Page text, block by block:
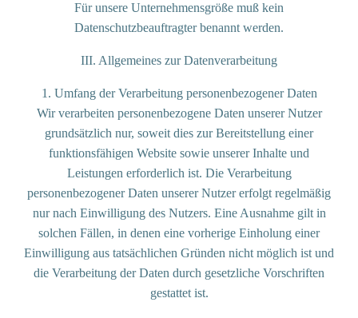
Für unsere Unternehmensgröße muß kein
Datenschutzbeauftragter benannt werden.
III. Allgemeines zur Datenverarbeitung
1. Umfang der Verarbeitung personenbezogener Daten
Wir verarbeiten personenbezogene Daten unserer Nutzer
grundsätzlich nur, soweit dies zur Bereitstellung einer
funktionsfähigen Website sowie unserer Inhalte und
Leistungen erforderlich ist. Die Verarbeitung
personenbezogener Daten unserer Nutzer erfolgt regelmäßig
nur nach Einwilligung des Nutzers. Eine Ausnahme gilt in
solchen Fällen, in denen eine vorherige Einholung einer
Einwilligung aus tatsächlichen Gründen nicht möglich ist und
die Verarbeitung der Daten durch gesetzliche Vorschriften
gestattet ist.